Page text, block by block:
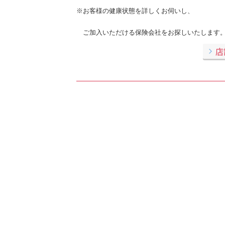
※お客様の健康状態を詳しくお伺いし、
ご加入いただける保険会社をお探しいたします。